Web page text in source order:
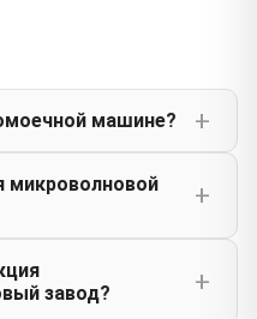
машине?
микроволновой
завод?